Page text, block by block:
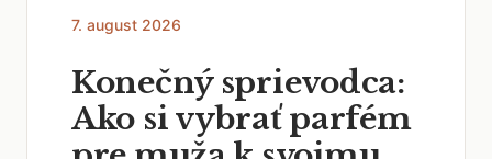
7. august 2026
Konečný sprievodca:
Ako si vybrať parfém